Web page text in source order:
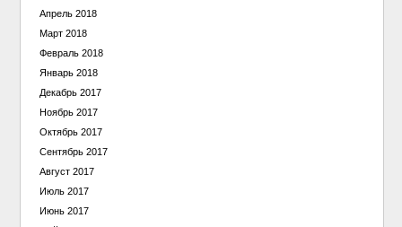
Апрель 2018
Март 2018
Февраль 2018
Январь 2018
Декабрь 2017
Ноябрь 2017
Октябрь 2017
Сентябрь 2017
Август 2017
Июль 2017
Июнь 2017